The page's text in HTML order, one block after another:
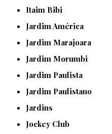
Itaim Bibi
Jardim América
Jardim Marajoara
Jardim Morumbi
Jardim Paulista
Jardim Paulistano
Jardins
Jockey Club